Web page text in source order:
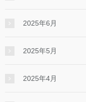
2025年6月
2025年5月
2025年4月